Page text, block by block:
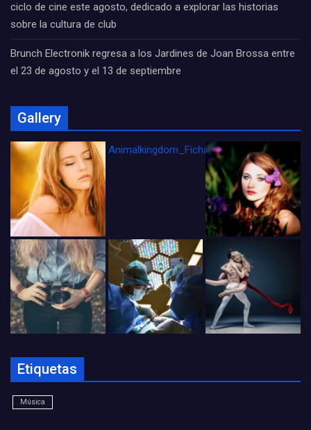
ciclo de cine este agosto, dedicado a explorar las historias
sobre la cultura de club
Brunch Electronik regresa a los Jardines de Joan Brossa entre
el 23 de agosto y el 13 de septiembre
Gallery
Animalkingdom_FichaCine
Etiquetas
Música